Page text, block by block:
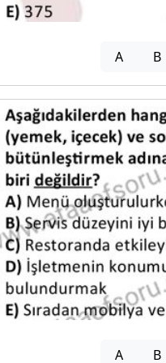
A B
A B